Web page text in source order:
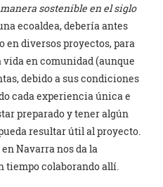
sostenible en el siglo
ecoaldea, debería antes
diversos proyectos, para
en comunidad (aunque
debido a sus condiciones
cada experiencia única e
preparado y tener algún
resultar útil al proyecto.
en Navarra nos da la
tiempo colaborando allí.